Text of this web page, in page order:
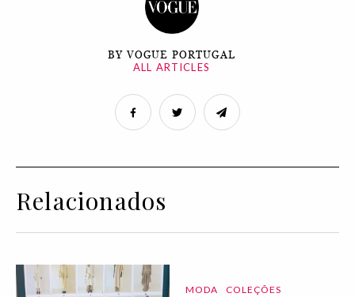
BY VOGUE PORTUGAL
ALL ARTICLES
Relacionados
MODA COLEÇÕES